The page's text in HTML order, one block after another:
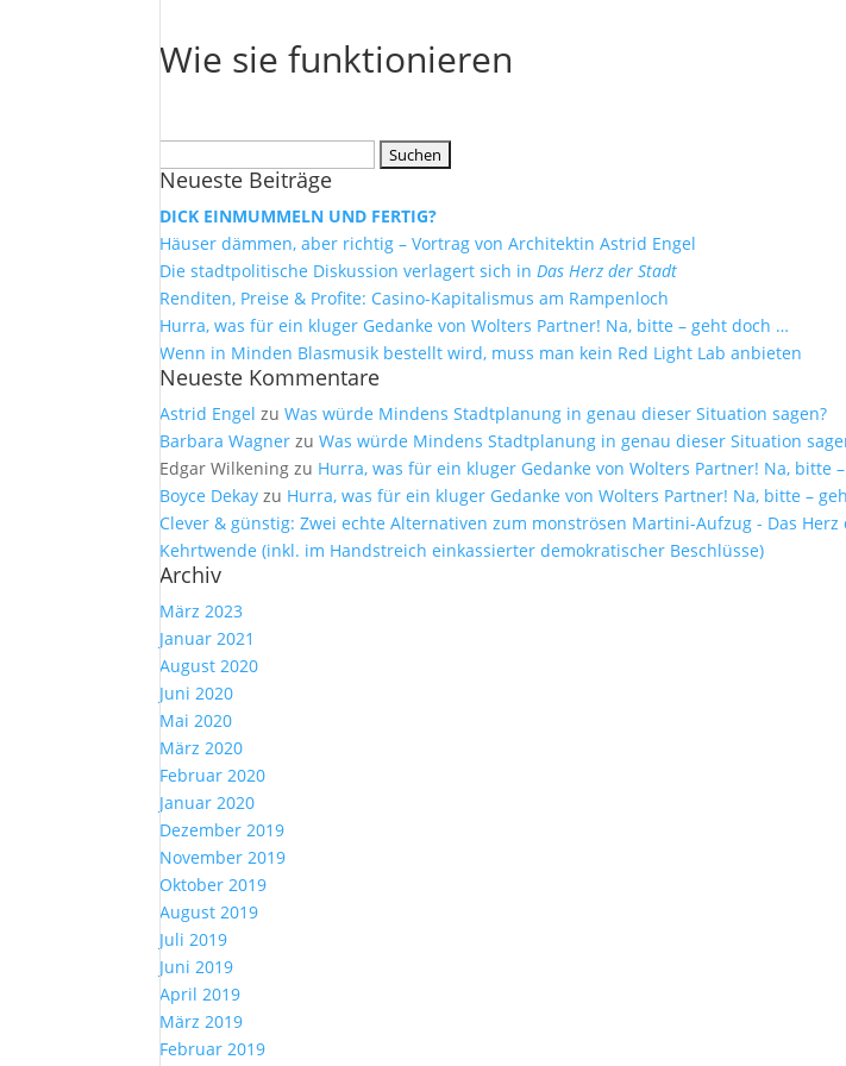
Wie sie funktionieren
nach:
Neueste Beiträge
DICK EINMUMMELN UND FERTIG?
Häuser dämmen, aber richtig – Vortrag von Architektin Astrid Engel
Die stadtpolitische Diskussion verlagert sich inDas Herz der Stadt
Renditen, Preise & Profite: Casino-Kapitalismus am Rampenloch
Hurra, was für ein kluger Gedanke von Wolters Partner! Na, bitte – geht doch …
Wenn in Minden Blasmusik bestellt wird, muss man kein Red Light Lab anbieten
Neueste Kommentare
Astrid Engel zuWas würde Mindens Stadtplanung in genau dieser Situation sagen?
Barbara Wagner zuWas würde Mindens Stadtplanung in genau dieser Situation
Edgar Wilkening zu Hurra, was für ein kluger Gedanke von Wolters Partner! Na, bitte
Boyce Dekay zu Hurra, was für ein kluger Gedanke von Wolters Partner! Na, bitte –
Clever & günstig: Zwei echte Alternativen zum monströsen Martini-Aufzug - Das Herz
Kehrtwende (inkl. im Handstreich einkassierter demokratischer Beschlüsse)
Archiv
März 2023
Januar 2021
August 2020
Juni 2020
Mai 2020
März 2020
Februar 2020
Januar 2020
Dezember 2019
November 2019
Oktober 2019
August 2019
Juli 2019
Juni 2019
April 2019
März 2019
Februar 2019